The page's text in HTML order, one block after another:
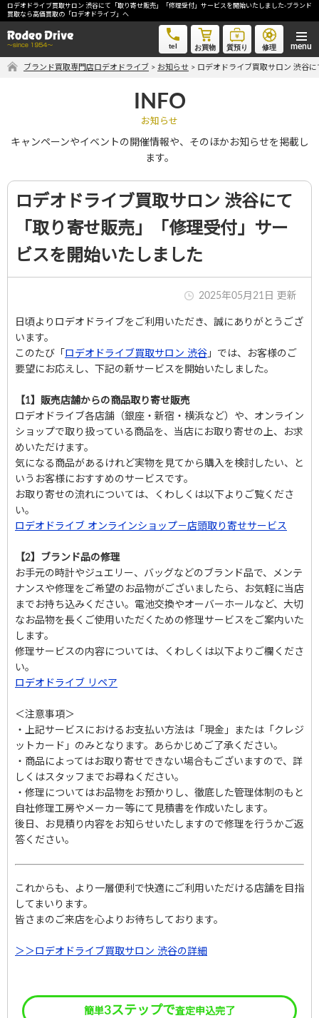
ロデオドライブ買取サロン 渋谷にて「取り寄せ販売」「修理受付」サービスを開始いたしました-ブランド
買取なら高価買取の「ロデオドライブ」へ
tel お買物 質預り 修理
ロデオドライブ買取サロン 渋谷にて「取り寄せ販売」「修理受付」サービスを開始いたしました-ブラン
ド買取なら高価買取の「ロデオドライブ」へ
無料LINE査定
ご自宅にいながら品物を売りたい方へ
宅配買取申込
手間なく安全に売りたい方へ
出張買取申込
初めての方へ
買取サービスのご案内
買取ブランド
買取実績
店舗一覧
よくあるご質問
コラム
お知らせ
お買物
質預かり
修理
Instagram
電話で相談する メールで相談する
ブランド買取専門店ロデオドライブ > お知らせ > ロデオドライブ買取サロン 渋谷
INFO
お知らせ
キャンペーンやイベントの開催情報や、そのほかお知らせを掲載し
ます。
ロデオドライブ買取サロン 渋谷にて
「取り寄せ販売」「修理受付」サー
ビスを開始いたしました
2025年05月21日 更新
日頃よりロデオドライブをご利用いただき、誠にありがとうござ
います。
このたび「 ロデオドライブ買取サロン 渋谷 」では、お客様のご
要望にお応えし、下記の新サービスを開始いたしました。
【1】販売店舗からの商品取り寄せ販売
ロデオドライブ各店舗（銀座・新宿・横浜など）や、オンライン
ショップで取り扱っている商品を、当店にお取り寄せの上、お求
めいただけます。
気になる商品があるけれど実物を見てから購入を検討したい、と
いうお客様におすすめのサービスです。
お取り寄せの流れについては、くわしくは以下よりご覧くださ
い。
ロデオドライブ オンラインショップ－店頭取り寄せサービス
【2】ブランド品の修理
お手元の時計やジュエリー、バッグなどのブランド品で、メンテ
ナンスや修理をご希望のお品物がございましたら、お気軽に当店
までお持ち込みください。電池交換やオーバーホールなど、大切
なお品物を長くご使用いただくための修理サービスをご案内いた
します。
修理サービスの内容については、くわしくは以下よりご欄くださ
い。
ロデオドライブ リペア
＜注意事項＞
・上記サービスにおけるお支払い方法は「現金」または「クレジ
ットカード」のみとなります。あらかじめご了承ください。
・商品によってはお取り寄せできない場合もございますので、詳
しくはスタッフまでお尋ねください。
・修理についてはお品物をお預かりし、徹底した管理体制のもと
自社修理工房やメーカー等にて見積書を作成いたします。
後日、お見積り内容をお知らせいたしますので修理を行うかご返
答ください。
これからも、より一層便利で快適にご利用いただける店舗を目指
してまいります。
皆さまのご来店を心よりお待ちしております。
＞＞ロデオドライブ買取サロン 渋谷の詳細
簡単3ステップで査定申込完了